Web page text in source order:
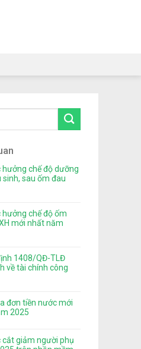
hưởng chế độ dưỡng
sinh, sau ốm đau
hưởng chế độ ốm
mới nhất năm
1408/QĐ-TLĐ
về tài chính công
đơn tiền nước mới
2025
cắt giảm người phụ